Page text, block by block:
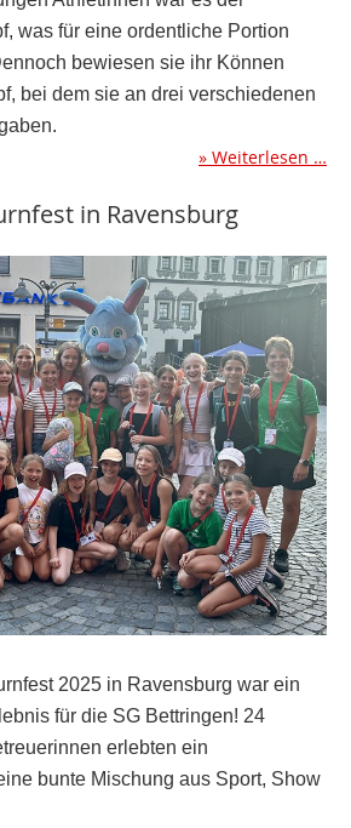
was für eine ordentliche Portion
bewiesen sie ihr Können
bei dem sie an drei verschiedenen
Weiterlesen …
in Ravensburg
2025 in Ravensburg war ein
für die SG Bettringen! 24
erlebten ein
bunte Mischung aus Sport, Show